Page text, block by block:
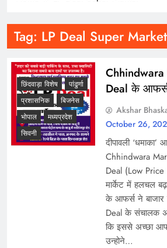
Tag: LP Deal Super Market
छिंदवाड़ा विशेष
पांढुर्णा
प्रशासनिक
बिजनेस
भोपाल
मध्यप्रदेश
सिवनी
Deal के आफर्स
Akshar
October 26,
दीपावली
Chhindwara
Deal (Low
मार्केट में हलचल बढ़
के आफर्स ने
Deal के संचालक
कि इससे अच्छा
उन्होने…